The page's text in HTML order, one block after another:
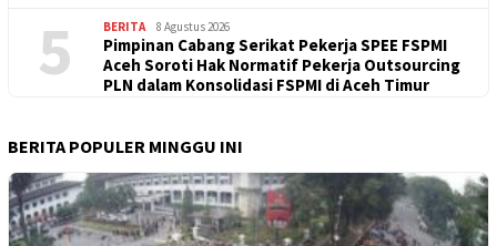
5 BERITA 8 Agustus 2026
Pimpinan Cabang Serikat Pekerja SPEE FSPMI
Aceh Soroti Hak Normatif Pekerja Outsourcing
PLN dalam Konsolidasi FSPMI di Aceh Timur
BERITA POPULER MINGGU INI